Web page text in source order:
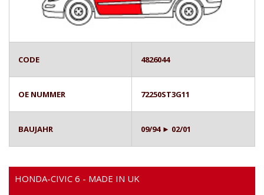
CODE 4826044
OE NUMMER 72250ST3G11
BAUJAHR 09/94 ► 02/01
HONDA-CIVIC 6 - MADE IN UK